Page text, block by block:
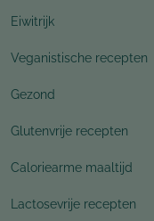
Eiwitrijk
Veganistische recepten
Gezond
Glutenvrije recepten
Caloriearme maaltijd
Lactosevrije recepten